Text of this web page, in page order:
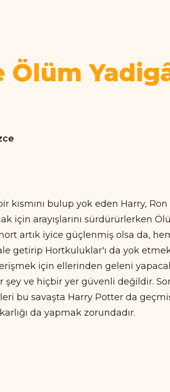
kısmını bulup yok eden Harry,
için arayışlarını sürdürürlerken
artık iyice güçlenmiş olsa da,
getirip Hortkuluklar'ı da yok
için ellerinden geleni
ve hiçbir yer güvenli değildir.
bu savaşta Harry Potter da
da yapmak zorundadır.